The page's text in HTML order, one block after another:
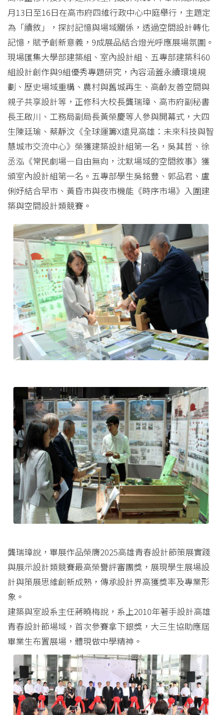
購
物
月13日至16日在高市府四維行政中心中庭舉行，主題定
為「續敘」，探討記憶與場域關係，透過空間設計轉化
記憶，賦予創新意義，9成展品結合燈光呼應展場氛圍。
現場匯集大學部建築組、室內設計組、五專部建築科60
組設計創作與9組優秀專題研究，內容涵蓋永續環境規
劃、歷史場域重構、農村與舊城再生、高齡友善空間與
親子共享設計等，正修科大校長龔瑞璋、高市府副秘書
長王啟川、工務局副局長黃榮慶等人參與開幕式，大四
生陳廷瑜、蔡靜汶《全球運籌X遠見高雄：未來科技與智
慧城市交流中心》榮獲建築設計組第一名，吳其哲、徐
丞泓《常民劇場—自由無向，沈默場域的空間敘事》獲
頒室內設計組第一名。五專部學生吳銘豐、郭品君、盧
俐妤結合早市、黃昏市與夜市機能《時序市場》入圍建
築與空間設計類競賽。
龔瑞璋說，畢展作品榮膺2025高雄青春設計節策展實踐
與展示設計類競賽最高榮譽評審團獎，展現學生展場設
計與策展思維創新成熟，傳承設計界高獲獎率及專業形
象。
建築與室設系主任蔣曉梅說，系上2010年著手設計高雄
青春設計節場域，首次參賽拿下銀獎，大三生協助應屆
畢業生布置展場，體現做中學精神。